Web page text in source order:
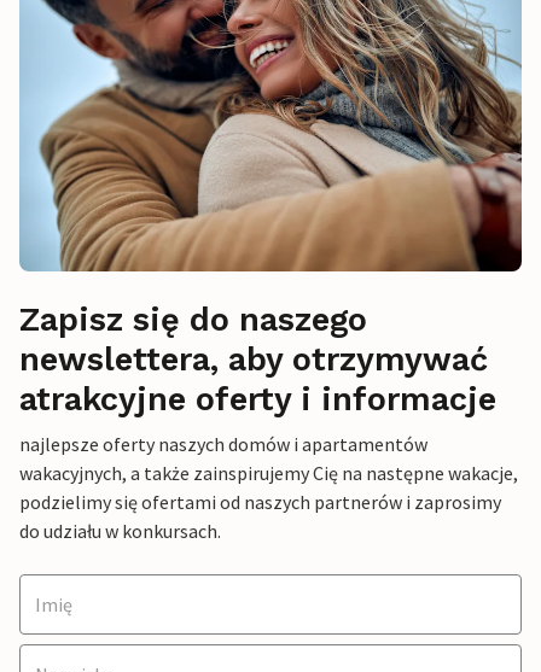
Zapisz się do naszego
newslettera, aby otrzymywać
atrakcyjne oferty i informacje
najlepsze oferty naszych domów i apartamentów
wakacyjnych, a także zainspirujemy Cię na następne wakacje,
podzielimy się ofertami od naszych partnerów i zaprosimy
do udziału w konkursach.